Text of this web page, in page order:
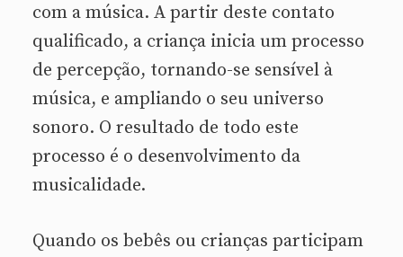
com a música. A partir deste contato
qualificado, a criança inicia um processo
de percepção, tornando-se sensível à
música, e ampliando o seu universo
sonoro. O resultado de todo este
processo é o desenvolvimento da
musicalidade.
Quando os bebês ou crianças participam